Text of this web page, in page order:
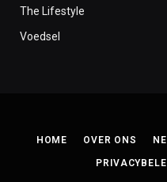
The Lifestyle
Voedsel
HOME OVER ONS